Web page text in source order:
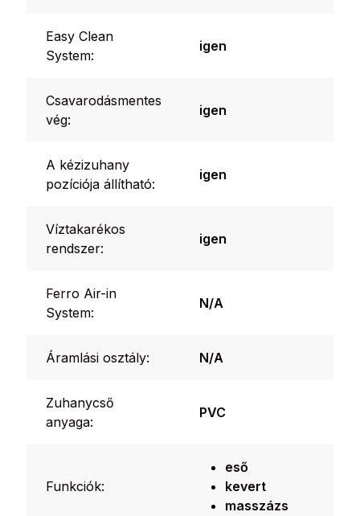
Easy Clean
System:
igen
Csavarodásmentes
vég:
igen
A kézizuhany
pozíciója állítható:
igen
Víztakarékos
rendszer:
igen
Ferro Air-in
System:
N/A
Áramlási osztály: N/A
Zuhanycső
anyaga:
PVC
Funkciók:
eső
kevert
masszázs